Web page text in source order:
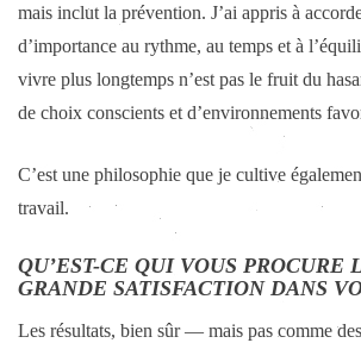
mais inclut la prévention. J’ai appris à
d’importance au rythme, au temps et à
vivre plus longtemps n’est pas le fruit du
de choix conscients et d’environnements
C’est une philosophie que je cultive
travail.
QU’EST-CE QUI VOUS PROCURE
GRANDE SATISFACTION DANS
Les résultats, bien sûr — mais pas comme